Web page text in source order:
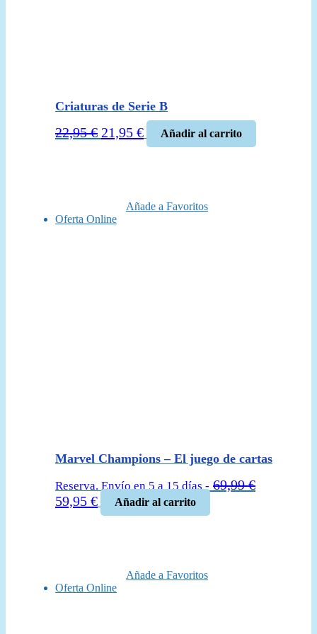
Criaturas de Serie B
22,95€ El
21,95 €El
precio
Añadir al carrito
Añade a Favoritos
Oferta Online
Marvel Champions – El juego de cartas
Reserva. Envío en 5 a 15 días - 69,99€
El
59,95 €El
precio
Añadir al carrito
Añade a Favoritos
Oferta Online